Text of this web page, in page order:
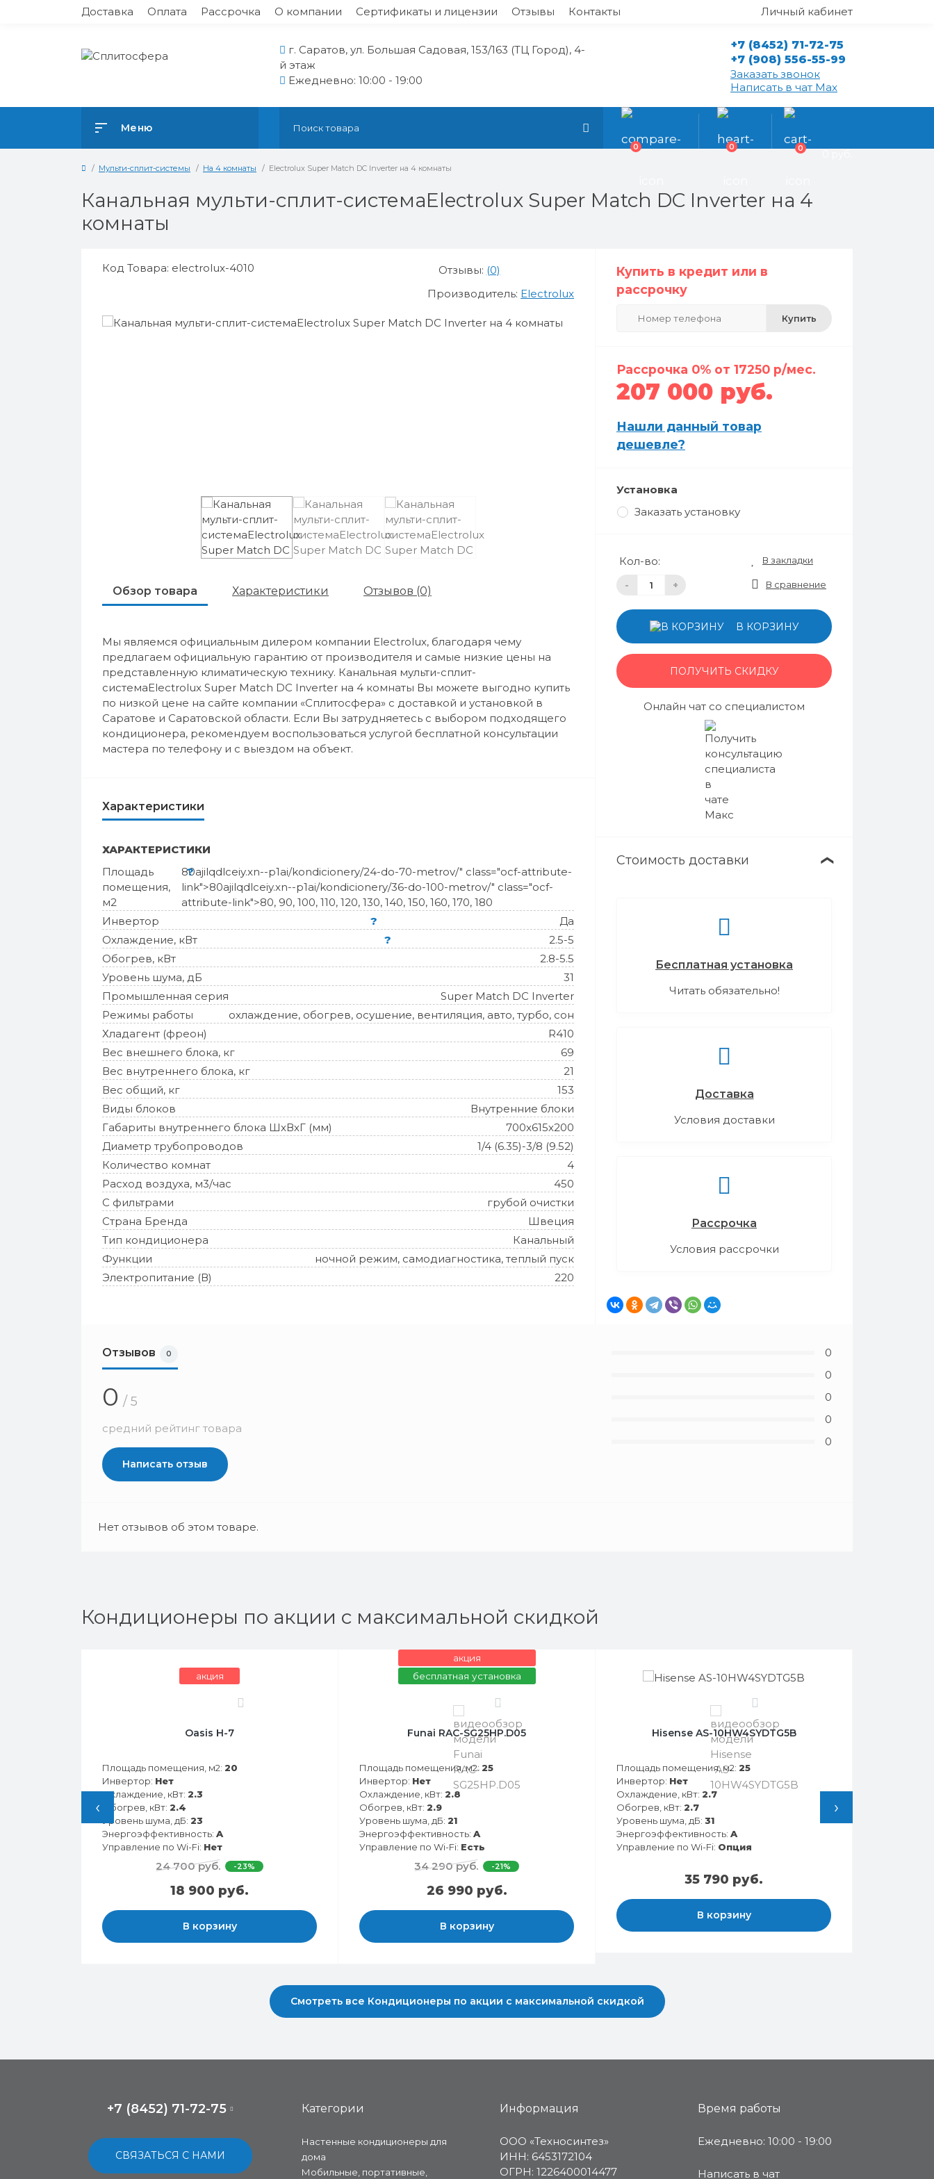
Доставка Оплата Рассрочка О компании Сертификаты и лицензии Отзывы Контакты Личный кабинет
г. Саратов, ул. Большая Садовая, 153/163 (ТЦ Город), 4-
й этаж
Ежедневно: 10:00 - 19:00
+7 (8452) 71-72-75
+7 (908) 556-55-99
Заказать звонок
Написать в чат Max
Меню
0 0 0
Мульти-сплит-системы На 4 комнаты Electrolux Super Match DC Inverter на 4 комнаты
Канальная мульти-сплит-системаElectrolux Super Match DC Inverter на 4
комнаты
Код Товара: electrolux-4010 Отзывы: (0)
Производитель: Electrolux
Обзор товара Характеристики Отзывов (0)
Мы являемся официальным дилером компании Electrolux, благодаря чему
предлагаем официальную гарантию от производителя и самые низкие цены на
представленную климатическую технику. Канальная мульти-сплит-
системаElectrolux Super Match DC Inverter на 4 комнаты Вы можете выгодно купить
по низкой цене на сайте компании «Сплитосфера» с доставкой и установкой в
Саратове и Саратовской области. Если Вы затрудняетесь с выбором подходящего
кондиционера, рекомендуем воспользоваться услугой бесплатной консультации
мастера по телефону и с выездом на объект.
Характеристики
ХАРАКТЕРИСТИКИ
Площадь
помещения,
м2
?
80ajilqdlceiy.xn--p1ai/kondicionery/24-do-70-metrov/" class="ocf-attribute-
link">80ajilqdlceiy.xn--p1ai/kondicionery/36-do-100-metrov/" class="ocf-
attribute-link">80, 90, 100, 110, 120, 130, 140, 150, 160, 170, 180
Инвертор
?
Да
Охлаждение, кВт
?
2.5-5
Обогрев, кВт
2.8-5.5
Уровень шума, дБ
31
Промышленная серия
Super Match DC Inverter
Режимы работы
охлаждение, обогрев, осушение, вентиляция, авто, турбо, сон
Хладагент (фреон)
R410
Вес внешнего блока, кг
69
Вес внутреннего блока, кг
21
Вес общий, кг
153
Виды блоков
Внутренние блоки
Габариты внутреннего блока ШхВхГ (мм)
700x615x200
Диаметр трубопроводов
1/4 (6.35)-3/8 (9.52)
Количество комнат
4
Расход воздуха, м3/час
450
С фильтрами
грубой очистки
Страна Бренда
Швеция
Тип кондиционера
Канальный
Функции
ночной режим, самодиагностика, теплый пуск
Электропитание (В)
220
Купить в кредит или в
рассрочку
Купить
Рассрочка 0% от 17250 р/мес.
207 000 руб.
Нашли данный товар
дешевле?
Установка
Заказать установку
Кол-во:
- +
В закладки
В сравнение
В КОРЗИНУ
ПОЛУЧИТЬ СКИДКУ
Онлайн чат со специалистом
Стоимость доставки ❯
Бесплатная установка
Читать обязательно!
Доставка
Условия доставки
Рассрочка
Условия рассрочки
Отзывов 0
0 / 5
средний рейтинг товара
Написать отзыв
0
0
0
0
0
Нет отзывов об этом товаре.
Кондиционеры по акции с максимальной скидкой
‹
акция
0
Oasis H-7
Площадь помещения, м2: 20
Инвертор: Нет
Охлаждение, кВт: 2.3
Обогрев, кВт: 2.4
Уровень шума, дБ: 23
Энергоэффективность: A
Управление по Wi-Fi: Нет
24 700 руб. -23%
18 900 руб.
В корзину
акция
бесплатная установка
0
Funai RAC-SG25HP.D05
Площадь помещения, м2:25
Инвертор: Нет
Охлаждение, кВт: 2.8
Обогрев, кВт: 2.9
Уровень шума, дБ: 21
Энергоэффективность: A
Управление по Wi-Fi: Есть
34 290 руб. -21%
26 990 руб.
В корзину
0
Hisense AS-10HW4SYDTG5B
Площадь помещения, м2: 25
Инвертор: Нет
Охлаждение, кВт: 2.7
Обогрев, кВт: 2.7
Уровень шума, дБ: 31
Энергоэффективность: A
Управление по Wi-Fi: Опция
35 790 руб.
В корзину
›
Смотреть все Кондиционеры по акции с максимальной скидкой
+7 (8452) 71-72-75
СВЯЗАТЬСЯ С НАМИ
Категории
Настенные кондиционеры для
дома
Мобильные, портативные,
Информация
ООО «Техносинтез»
ИНН: 6453172104
ОГРН: 1226400014477
Время работы
Ежедневно: 10:00 - 19:00
Написать в чат